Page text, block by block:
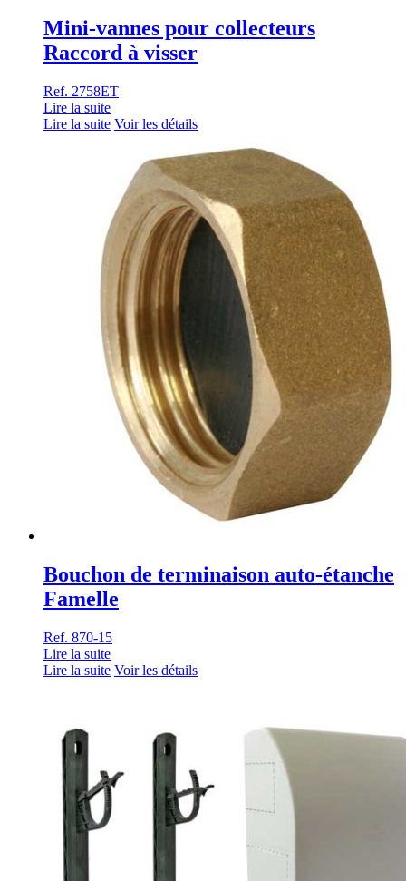
Mini-vannes pour collecteurs
Raccord à visser
Ref. 2758ET
Lire la suite
Lire la suite Voir les détails
Bouchon de terminaison auto-étanche
Famelle
Ref. 870-15
Lire la suite
Lire la suite Voir les détails